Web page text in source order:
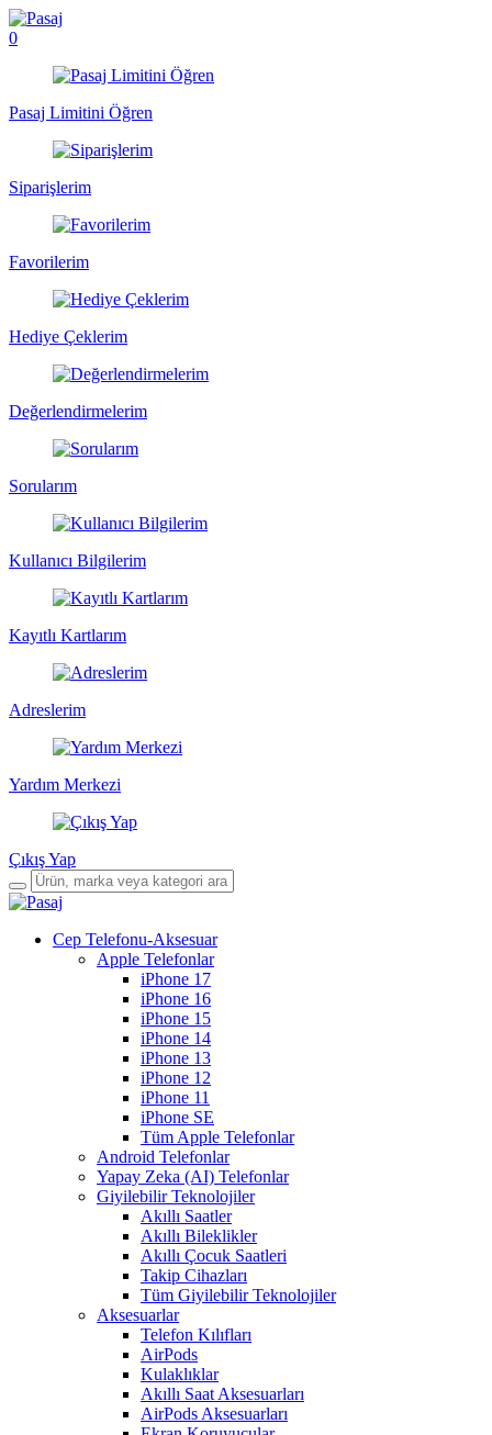
0
Pasaj Limitini Öğren
Siparişlerim
Favorilerim
Hediye Çeklerim
Değerlendirmelerim
Sorularım
Kullanıcı Bilgilerim
Kayıtlı Kartlarım
Adreslerim
Yardım Merkezi
Çıkış Yap
Cep Telefonu-Aksesuar
Apple Telefonlar
iPhone 17
iPhone 16
iPhone 15
iPhone 14
iPhone 13
iPhone 12
iPhone 11
iPhone SE
Tüm Apple Telefonlar
Android Telefonlar
Yapay Zeka (AI) Telefonlar
Giyilebilir Teknolojiler
Akıllı Saatler
Akıllı Bileklikler
Akıllı Çocuk Saatleri
Takip Cihazları
Tüm Giyilebilir Teknolojiler
Aksesuarlar
Telefon Kılıfları
AirPods
Kulaklıklar
Akıllı Saat Aksesuarları
AirPods Aksesuarları